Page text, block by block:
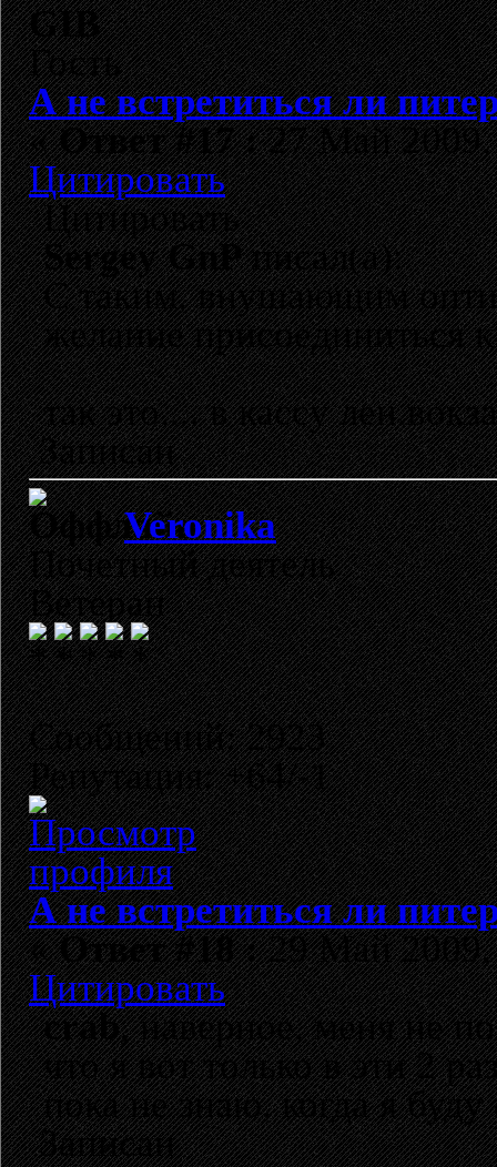
GIB
Гость
А не встретиться ли
«Ответ #17 :27 Май 2009,
Цитировать
Цитировать
Sergey GnPписал(а):
С таким, внушающим
желание присоединиться
так это.... в кассу
Записан
Veronika
Почетный деятель
Ветеран
Сообщений: 2923
Репутация: +64/-1
А не встретиться ли
«Ответ #18 :29 Май 2009,
Цитировать
crab, наверное, меня не
что я вот только в эти 2
пока не знаю, когда я
Записан